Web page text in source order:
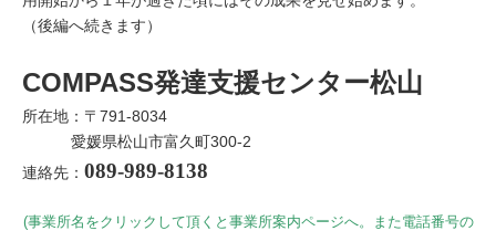
（後編へ続きます）
COMPASS発達支援センター松山
所在地：〒791-8034
愛媛県松山市富久町300-2
連絡先： 089-989-8138
(事業所名をクリックして頂くと事業所案内ページへ。また電話番号の